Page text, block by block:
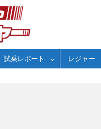
試乗レポート レジャー